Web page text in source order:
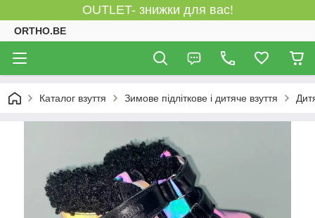
OUTLET- знижки для вас!
ORTHO.BE
Каталог взуття Зимове підліткове і дитяче взуття